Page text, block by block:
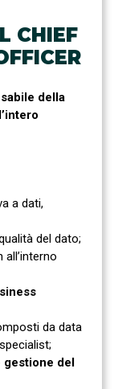
CHIEF
della
a dati,
del dato;
da data
del